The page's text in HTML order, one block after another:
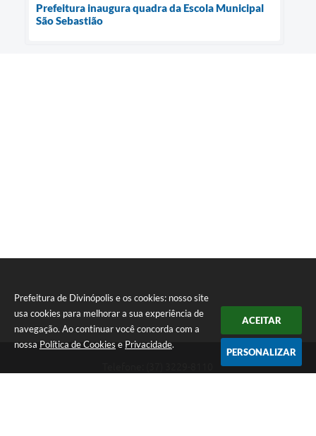
Prefeitura de Divinópolis e os cookies: nosso site
usa cookies para melhorar a sua experiência de
navegação. Ao continuar você concorda com a
nossa Política de Cookies e Privacidade.
ACEITAR
PERSONALIZAR
Prefeitura inaugura quadra da Escola Municipal
São Sebastião